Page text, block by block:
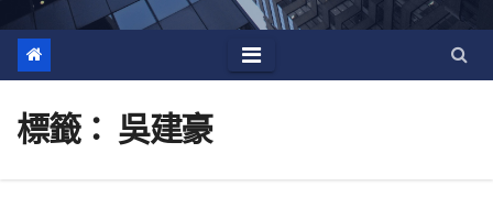
標籤： 吳建豪